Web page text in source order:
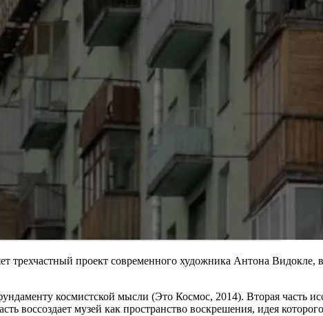
трехчастный проект современного художника Антона
космистской мысли (Это Космос, 2014). Вторая
воссоздает музей как пространство воскрешения, идея